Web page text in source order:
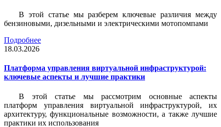
В этой статье мы разберем ключевые различия между
бензиновыми, дизельными и электрическими мотопомпами
Подробнее
18.03.2026
Платформа управления виртуальной инфраструктурой:
ключевые аспекты и лучшие практики
В этой статье мы рассмотрим основные аспекты
платформ управления виртуальной инфраструктурой, их
архитектуру, функциональные возможности, а также лучшие
практики их использования